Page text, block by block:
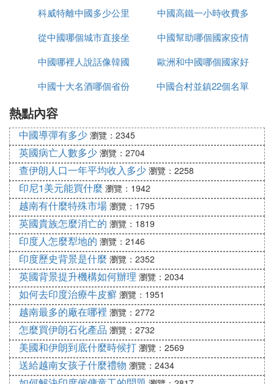
哪裡
科威特離中國多少公里
中國高鐵一小時收費多
少
從中國哪個城市直接坐
大巴去越南
中國幫助哪個國家疫情
中國哪裡人說話像韓國
話
歐洲和中國哪個國家好
玩
中國十大名酒哪個省份
中國合村並鎮22個名單
熱點內容
中國導彈有多少 瀏覽：2345
英國病亡人數多少 瀏覽：2704
查伊朗人口一年平均收入多少 瀏覽：2258
印尼1美元能買什麼 瀏覽：1942
越南有什麼特殊市場 瀏覽：1795
英國貴族怎麼消亡的 瀏覽：1819
印度人怎麼犁地的 瀏覽：2146
印度歷史背景是什麼 瀏覽：2352
英國背景提升機構如何辦理 瀏覽：2034
如何去印度治療牛皮癬 瀏覽：1951
越南最多的廠在哪裡 瀏覽：2772
怎麼買伊朗石化產品 瀏覽：2732
美國和伊朗到底什麼時候打 瀏覽：2569
送給越南女孩子什麼禮物 瀏覽：2434